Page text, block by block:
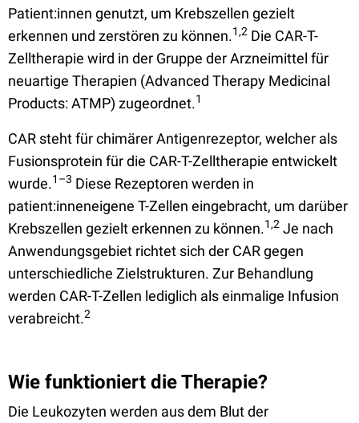
Patient:innen genutzt, um Krebszellen gezielt
erkennen und zerstören zu können.1,2 Die CAR-T-
Zelltherapie wird in der Gruppe der Arzneimittel für
neuartige Therapien (Advanced Therapy Medicinal
Products: ATMP) zugeordnet.1
CAR steht für chimärer Antigenrezeptor, welcher als
Fusionsprotein für die CAR-T-Zelltherapie entwickelt
wurde.1–3 Diese Rezeptoren werden in
patient:inneneigene T-Zellen eingebracht, um darüber
Krebszellen gezielt erkennen zu können.1,2 Je nach
Anwendungsgebiet richtet sich der CAR gegen
unterschiedliche Zielstrukturen. Zur Behandlung
werden CAR-T-Zellen lediglich als einmalige Infusion
verabreicht.2
Wie funktioniert die Therapie?
Die Leukozyten werden aus dem Blut der